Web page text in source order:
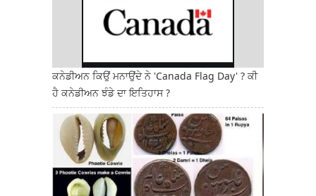
ਕਨੇਡੀਅਨ ਕਿਉਂ ਮਨਾਉਂਦੇ ਨੇ 'Canada Flag Day' ? ਕੀ
ਹੈ ਕਨੇਡੀਅਨ ਝੰਡੇ ਦਾ ਇਤਿਹਾਸ ?